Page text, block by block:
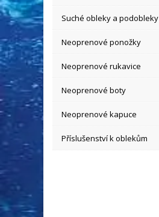
Suché obleky a podobleky
Neoprenové ponožky
Neoprenové rukavice
Neoprenové boty
Neoprenové kapuce
Příslušenství k oblekům